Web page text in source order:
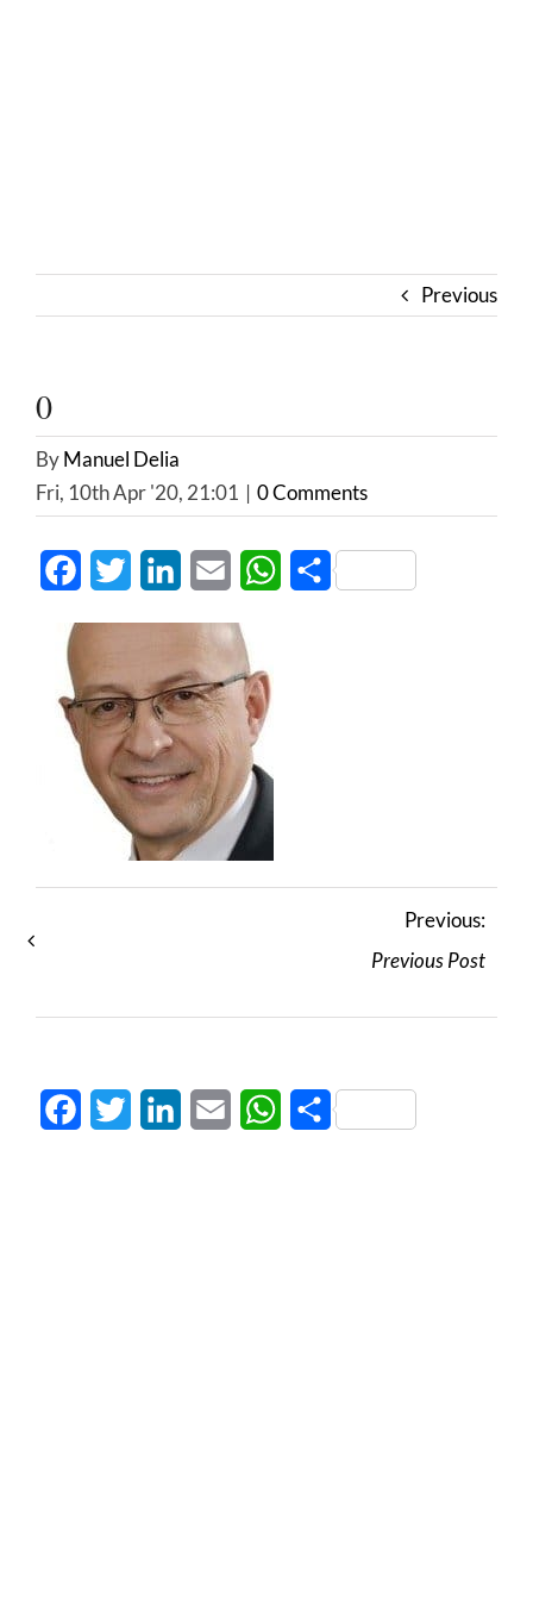
Previous
0
ByManuel Delia
Fri, 10th Apr '20, 21:01 | 0 Comments
FacebookTwitter LinkedInEmail WhatsApp
Share
Previous:
Previous Post
FacebookTwitter LinkedInEmail WhatsApp
Share